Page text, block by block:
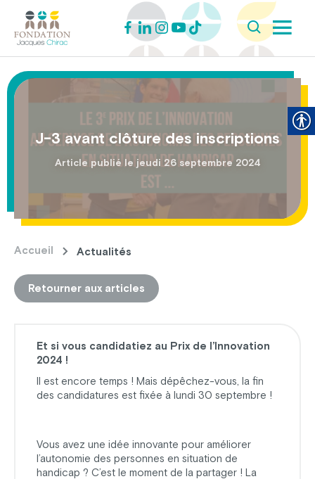
J-3 avant clôture des inscriptions
Article publié le jeudi 26 septembre 2024
Accueil Actualités
Retourner aux articles
Et si vous candidatiez au Prix de l’Innovation
2024 !
Il est encore temps ! Mais dépêchez-vous, la fin
des candidatures est fixée à lundi 30 septembre !
Vous avez une idée innovante pour améliorer
l’autonomie des personnes en situation de
handicap ? C’est le moment de la partager ! La